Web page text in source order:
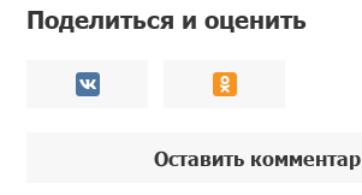
Поделиться и оценить
Оставить